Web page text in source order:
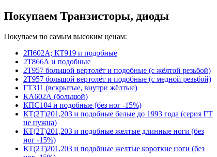
Покупаем Транзисторы, диоды
Покупаем по самым высоким ценам:
2П602А; КТ919 и подобные
2Т866А и подобные
2Т957 большой вертолёт и подобные (с жёлтой резьбой)
2Т957 большой вертолёт и подобные (с медной резьбой)
ГТ311 (вскрытые, внутри жёлтые)
КА602А (большой)
КПС104 и подобные (без ног -15%)
КТ(2Т)201,203 и подобные белые до 1993 года (серия ГТ
не нужна)
КТ(2Т)201,203 и подобные желтые длинные ноги (без
ног -15%)
КТ(2Т)201,203 и подобные желтые короткие ноги (без